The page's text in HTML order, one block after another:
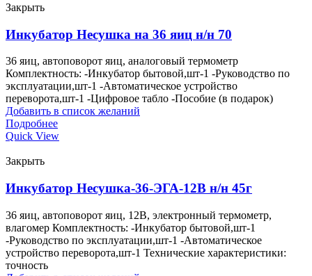
Закрыть
Инкубатор Несушка на 36 яиц н/н 70
36 яиц, автоповорот яиц, аналоговый термометр
Комплектность: -Инкубатор бытовой,шт-1 -Руководство по
эксплуатации,шт-1 -Автоматическое устройство
переворота,шт-1 -Цифровое табло -Пособие (в подарок)
Добавить в список желаний
Подробнее
Quick View
Закрыть
Инкубатор Несушка-36-ЭГА-12В н/н 45г
36 яиц, автоповорот яиц, 12В, электронный термометр,
влагомер Комплектность: -Инкубатор бытовой,шт-1
-Руководство по эксплуатации,шт-1 -Автоматическое
устройство переворота,шт-1 Технические характеристики:
точность